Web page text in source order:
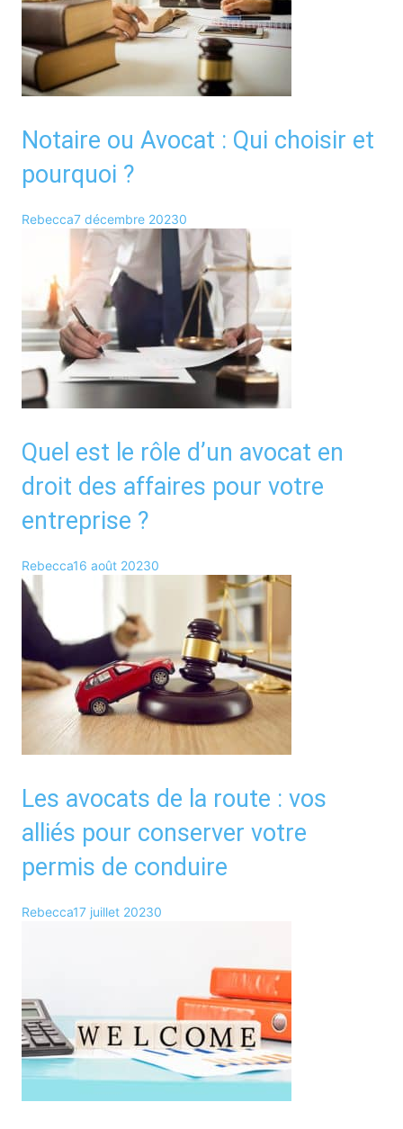
Notaire ou Avocat : Qui choisir et
pourquoi ?
Rebecca7 décembre 20230
Quel est le rôle d’un avocat en
droit des affaires pour votre
entreprise ?
Rebecca16 août 20230
Les avocats de la route : vos
alliés pour conserver votre
permis de conduire
Rebecca17 juillet 20230